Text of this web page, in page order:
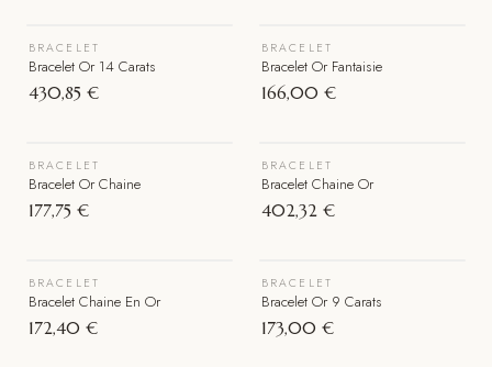
BRACELET
Bracelet Or 14 Carats
430,85 €
Épuisé
BRACELET
Bracelet Or Fantaisie
166,00 €
Épuisé
BRACELET
Bracelet Or Chaine
177,75 €
Épuisé
BRACELET
Bracelet Chaine Or
402,32 €
BRACELET
Bracelet Chaine En Or
172,40 €
Épuisé
BRACELET
Bracelet Or 9 Carats
173,00 €